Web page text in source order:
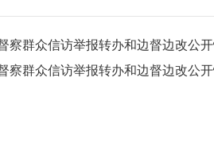
察群众信访举报转办和边督边改公开
察群众信访举报转办和边督边改公开